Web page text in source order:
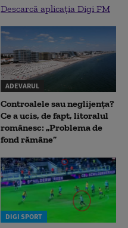
Descarcă aplicația Digi FM
ADEVARUL
Controalele sau neglijența?
Ce a ucis, de fapt, litoralul
românesc: „Problema de
fond rămâne”
DIGI SPORT